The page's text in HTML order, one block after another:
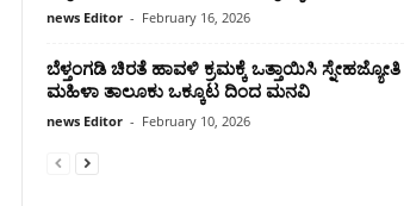
news Editor - February 16, 2026
ಬೆಳ್ತಂಗಡಿ ಚಿರತೆ ಹಾವಳಿ ಕ್ರಮಕ್ಕೆ ಒತ್ತಾಯಿಸಿ ಸ್ನೇಹಜ್ಯೋತಿ
ಮಹಿಳಾ ತಾಲೂಕು ಒಕ್ಕೂಟ ದಿಂದ ಮನವಿ
news Editor - February 10, 2026